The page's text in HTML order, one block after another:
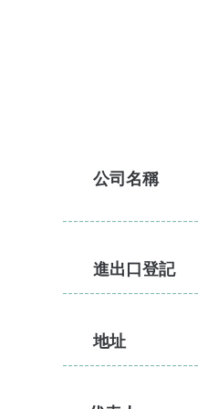
公司 名稱
進出口 登記
地址